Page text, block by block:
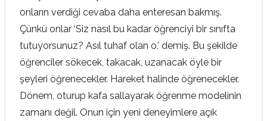
onların verdiği cevaba daha enteresan bakmış.
Çünkü onlar ‘Siz nasıl bu kadar öğrenciyi bir sınıfta
tutuyorsunuz? Asıl tuhaf olan o.’ demiş. Bu şekilde
öğrenciler sökecek, takacak, uzanacak öyle bir
şeyleri öğrenecekler. Hareket halinde öğrenecekler.
Dönem, oturup kafa sallayarak öğrenme modelinin
zamanı değil. Onun için yeni deneyimlere açık